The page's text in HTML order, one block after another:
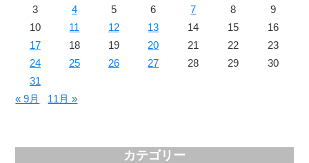
3
4 5 6 7 8
9
10
11 12 13 14 15
16
17
18 19 20 21 22
23
24
25 26 27 28 29
30
31
« 9月
11月 »
カテゴリー